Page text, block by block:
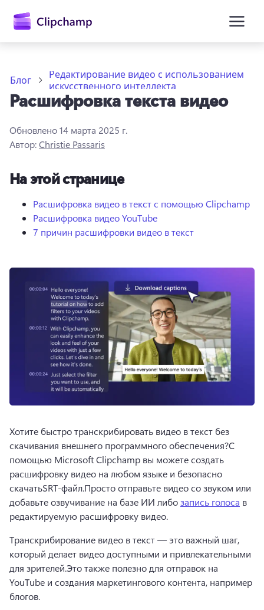
содержимому
Войти
Попробовать бесплатно
Блог
Редактирование видео с использованием
искусственного интеллекта
Расшифровка текста видео
Обновлено14 марта 2025 г.
Автор:Christie Passaris
На этой странице
Расшифровка видео в текст с помощью Clipchamp
Расшифровка видео YouTube
7 причин расшифровки видео в текст
Хотите быстро транскрибировать видео в текст без
скачивания внешнего программного обеспечения?С
помощью Microsoft Clipchamp вы можете создать
расшифровку видео на любом языке и безопасно
скачатьSRT-файл.Просто отправьте видео со звуком или
добавьте озвучивание на базе ИИ либо запись голоса в
редактируемую расшифровку видео.
Транскрибирование видео в текст — это важный шаг,
который делает видео доступными и привлекательными
для зрителей.Это также полезно для отправок на
YouTube и создания маркетингового контента, например
блогов.